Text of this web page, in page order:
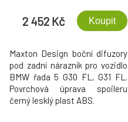
2 452 Kč Koupit
Maxton Design boční difuzory
pod zadní nárazník pro vozidlo
BMW řada 5 G30 FL, G31 FL.
Povrchová úprava spoileru
černý lesklý plast ABS.